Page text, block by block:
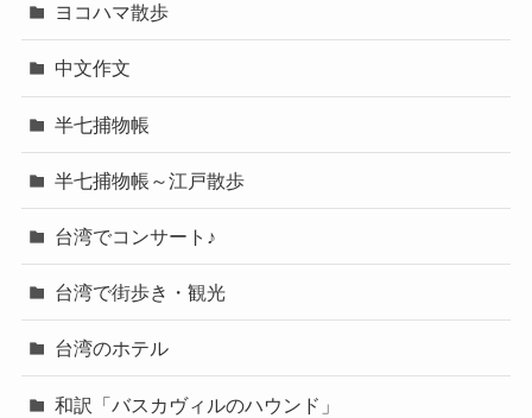
ヨコハマ散歩
中文作文
半七捕物帳
半七捕物帳～江戸散歩
台湾でコンサート♪
台湾で街歩き・観光
台湾のホテル
和訳「バスカヴィルのハウンド」